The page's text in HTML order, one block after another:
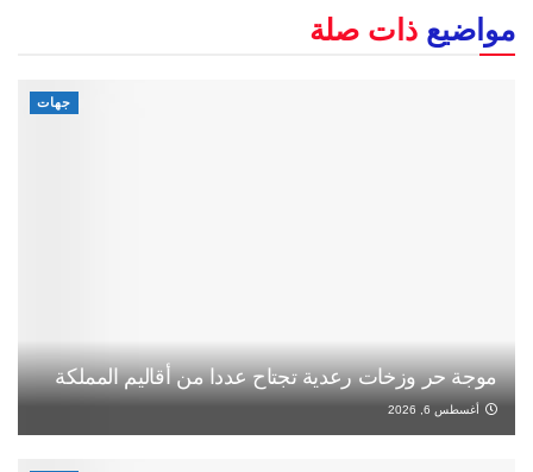
مواضيع ذات صلة
جهات
موجة حر وزخات رعدية تجتاح عددا من أقاليم المملكة
أغسطس 6, 2026